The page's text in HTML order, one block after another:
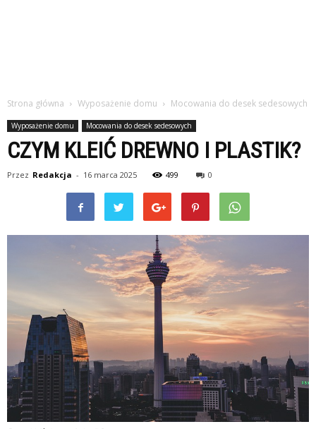
Strona główna Wyposażenie domu Mocowania do desek sedesowych
Wyposażenie domu Mocowania do desek sedesowych
CZYM KLEIĆ DREWNO I PLASTIK?
Przez Redakcja - 16 marca 2025 499 0